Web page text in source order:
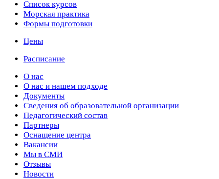
Список курсов
Морская практика
Формы подготовки
Цены
Расписание
О нас
О нас и нашем подходе
Документы
Сведения об образовательной организации
Педагогический состав
Партнеры
Оснащение центра
Вакансии
Мы в СМИ
Отзывы
Новости